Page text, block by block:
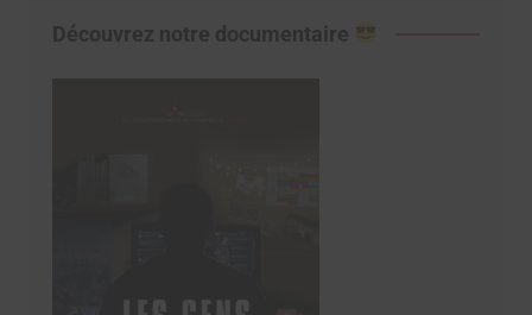
Découvrez notre documentaire